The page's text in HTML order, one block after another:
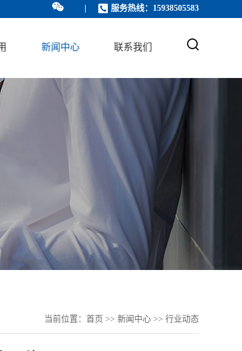
服务热线：15938505583
新闻中心 联系我们
当前位置： 首页 >> 新闻中心 >> 行业动态